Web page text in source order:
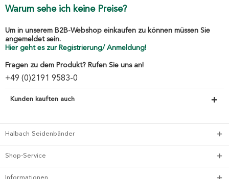
Warum sehe ich keine Preise?
Um in unserem B2B-Webshop einkaufen zu können müssen Sie
angemeldet sein.
Hier geht es zur Registrierung/ Anmeldung!
Fragen zu dem Produkt? Rufen Sie uns an!
+49 (0)2191 9583-0
Kunden kauften auch
Halbach Seidenbänder
Shop-Service
Informationen